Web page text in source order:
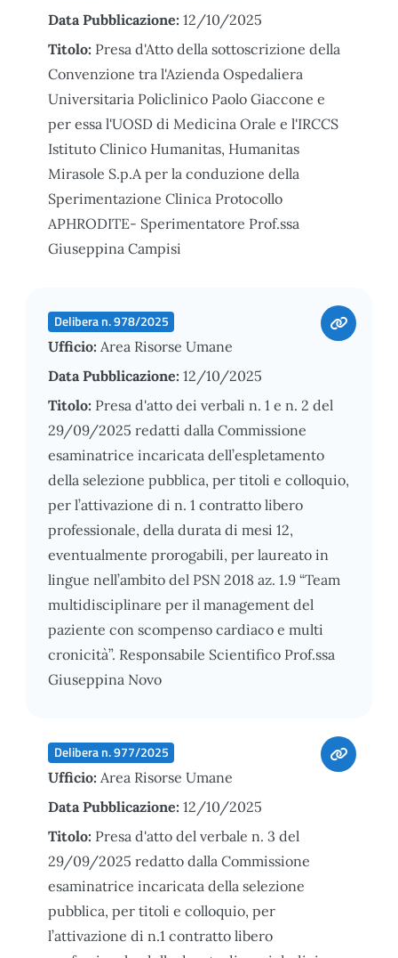
Data Pubblicazione: 12/10/2025
Titolo: Presa d'Atto della sottoscrizione della
Convenzione tra l'Azienda Ospedaliera
Universitaria Policlinico Paolo Giaccone e
per essa l'UOSD di Medicina Orale e l'IRCCS
Istituto Clinico Humanitas, Humanitas
Mirasole S.p.A per la conduzione della
Sperimentazione Clinica Protocollo
APHRODITE- Sperimentatore Prof.ssa
Giuseppina Campisi
Delibera n. 978/2025
Ufficio: Area Risorse Umane
Data Pubblicazione: 12/10/2025
Titolo: Presa d'atto dei verbali n. 1 e n. 2 del
29/09/2025 redatti dalla Commissione
esaminatrice incaricata dell’espletamento
della selezione pubblica, per titoli e colloquio,
per l’attivazione di n. 1 contratto libero
professionale, della durata di mesi 12,
eventualmente prorogabili, per laureato in
lingue nell’ambito del PSN 2018 az. 1.9 “Team
multidisciplinare per il management del
paziente con scompenso cardiaco e multi
cronicità”. Responsabile Scientifico Prof.ssa
Giuseppina Novo
Delibera n. 977/2025
Ufficio: Area Risorse Umane
Data Pubblicazione: 12/10/2025
Titolo: Presa d'atto del verbale n. 3 del
29/09/2025 redatto dalla Commissione
esaminatrice incaricata della selezione
pubblica, per titoli e colloquio, per
l’attivazione di n.1 contratto libero